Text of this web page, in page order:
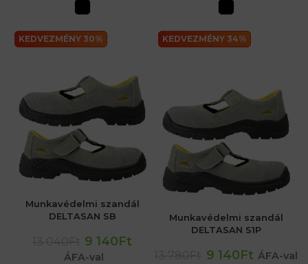
KEDVEZMÉNY 30%
Munkavédelmi szandál
DELTASAN SB
9 140Ft
ÁFA-val
KEDVEZMÉNY 34%
Munkavédelmi szandál
DELTASAN S1P
9 140Ft ÁFA-val